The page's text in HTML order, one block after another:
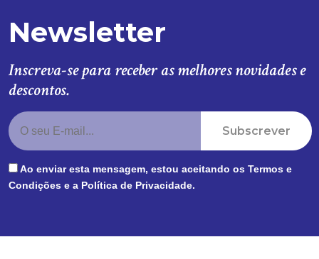
Newsletter
Inscreva-se para receber as melhores novidades e
descontos.
Subscrever
Ao enviar esta mensagem, estou aceitando os Termos e
Condições e a Política de Privacidade.